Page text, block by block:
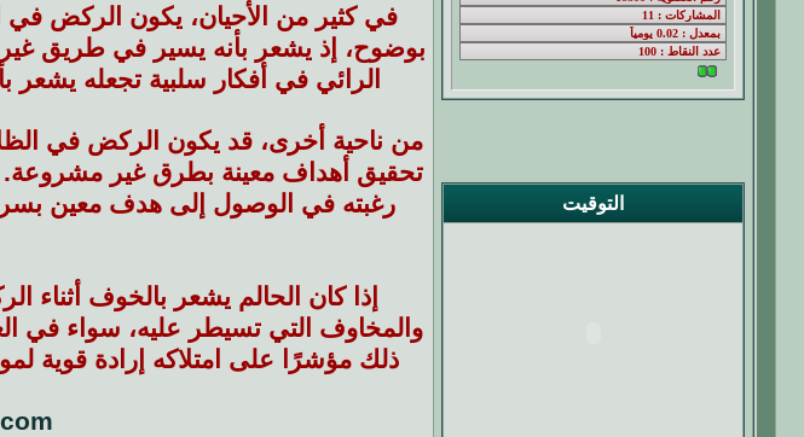
التوقيت
في كثير من الأحيان، يكون الركض في
بوضوح، إذ يشعر بأنه يسير في طريق غير
الرائي في أفكار سلبية تجعله
من ناحية أخرى، قد يكون الركض في
تحقيق أهداف معينة بطرق غير
رغبته في الوصول إلى هدف معين
إذا كان الحالم يشعر بالخوف
والمخاوف التي تسيطر عليه، سواء في
ذلك مؤشرًا على امتلاكه إرادة قوية